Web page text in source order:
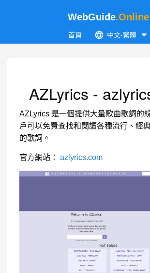
WebGuide.Online
首頁 中文-繁體
AZLyrics -
AZLyrics 是一個提供大量歌曲歌詞的
戶可以免費查找和閱讀各種流行、經
的歌詞。
官方網站： azlyrics.com